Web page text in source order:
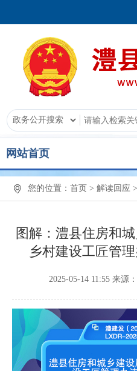
网站首页
您的位置： 首页 > 解读回应 >
图解：澧县住房和
乡村建设工匠管
2025-05-14 11:55 来源